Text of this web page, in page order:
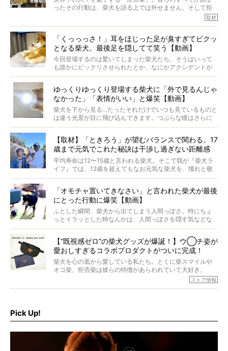
※画像はすべてイメージです
※この記事は個人の感想であり、効果・効能を示すものではありません
ったその行動は、柴犬を語る上では外せません。そして拒
否柴がここまで話題になるのは、“映える”ことも理由のひと
がるのでしょうか。
最近版画製作を始めた、お笑いコンビ「ニューヨーク」の
屋敷裕政さんに、拒否柴を掘っていただきました！ イン
タビューと合わせてご覧ください。
取材
「くっっっさ！」耳をほじった足が臭すぎてビクッ
となる柴犬。最後足を隠してて笑う【動画】
今回登場するのは驚いてしまった柴犬たち。そうはいって
も誰かにビックリさせられたとか、なにかアクシデントが
起きたとか、そういうことが原因ではありません。全ての
ゆっくりゆっくり登場する柴犬に「外で見るんじゃ
なかった」「表情がいい」と爆笑【動画】
柴犬を下から見る…たったそれだけでいつも見ているものと
は違う光景が目に飛び込んできます。つぶらな瞳はさらに
つぶらに見え、モフモフのお顔はさらにモフモフに見えま
【取材】「ときろう」が望むバランスで関わる。17
歳まで元気でこれた秘訣は干渉し過ぎない距離感
#38ときろう
平均寿命は12〜15歳と言われる柴犬。そこで我が『柴犬ラ
イフ』では、12歳を超えてもなお元気な柴犬を、憧れと敬
意を込めて“レジェンド柴”と呼んでいます。 この特集で
ォーカスし、その元気の秘訣や、老犬と暮らすうえで大切
だと思うことを、オーナーさんに語っていただきます。今
回登場してくれたのは、17歳のときろうくん。小さい頃か
ら食が細かったため、何でも食べさせてきたということで
「オモチャ置いてきなさい」と言われた柴犬が最後
にとった行動に爆笑【動画】
ふとした瞬間、柴犬から出てしまう人間っぽさ。特にちょ
っとイラッとした時なんかは、人間っぽさを隠す気などな
いように見えます。もしかして本当の本当は、中身は人間
【“既視感ゼロ”の柴犬グッズが爆誕！】ウ◯チ姿が
愛おしすぎるコラボプロダクトがついに完成！
柴犬を心の底から愛している私たち。とくに柴スマイルや
オコ柴、拒否柴は彼らの特徴があらわれていて大好き。
でもちょっと待て…もうひとつ、忘れてはならない愛おしい
ストア情報
Pick Up!